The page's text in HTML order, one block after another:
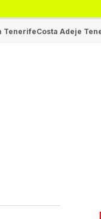
TenerifeCosta Adeje